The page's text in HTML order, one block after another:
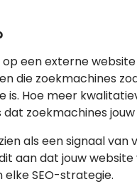
een externe
die zoekmachines
is. Hoe meer
zoekmachines
als een signaal
aan dat jouw
SEO-strategie.